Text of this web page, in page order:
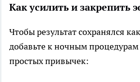
Как усилить и закрепить
Чтобы результат сохранялся
добавьте к ночным процедурам
простых привычек: